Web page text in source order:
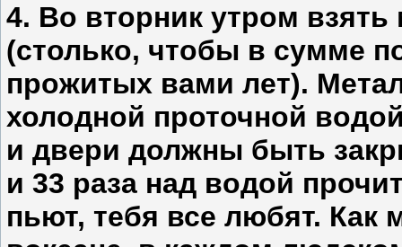
4. Во вторник утром
(столько, чтобы в сумме
прожитых вами лет).
холодной проточной
и двери должны быть
и 33 раза над водой
пьют, тебя все любят. Как